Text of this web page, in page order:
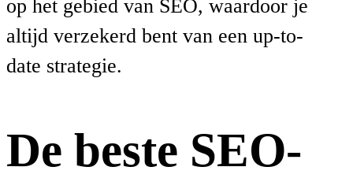
op het gebied van SEO, waardoor je
altijd verzekerd bent van een up-to-
date strategie.
De beste SEO-